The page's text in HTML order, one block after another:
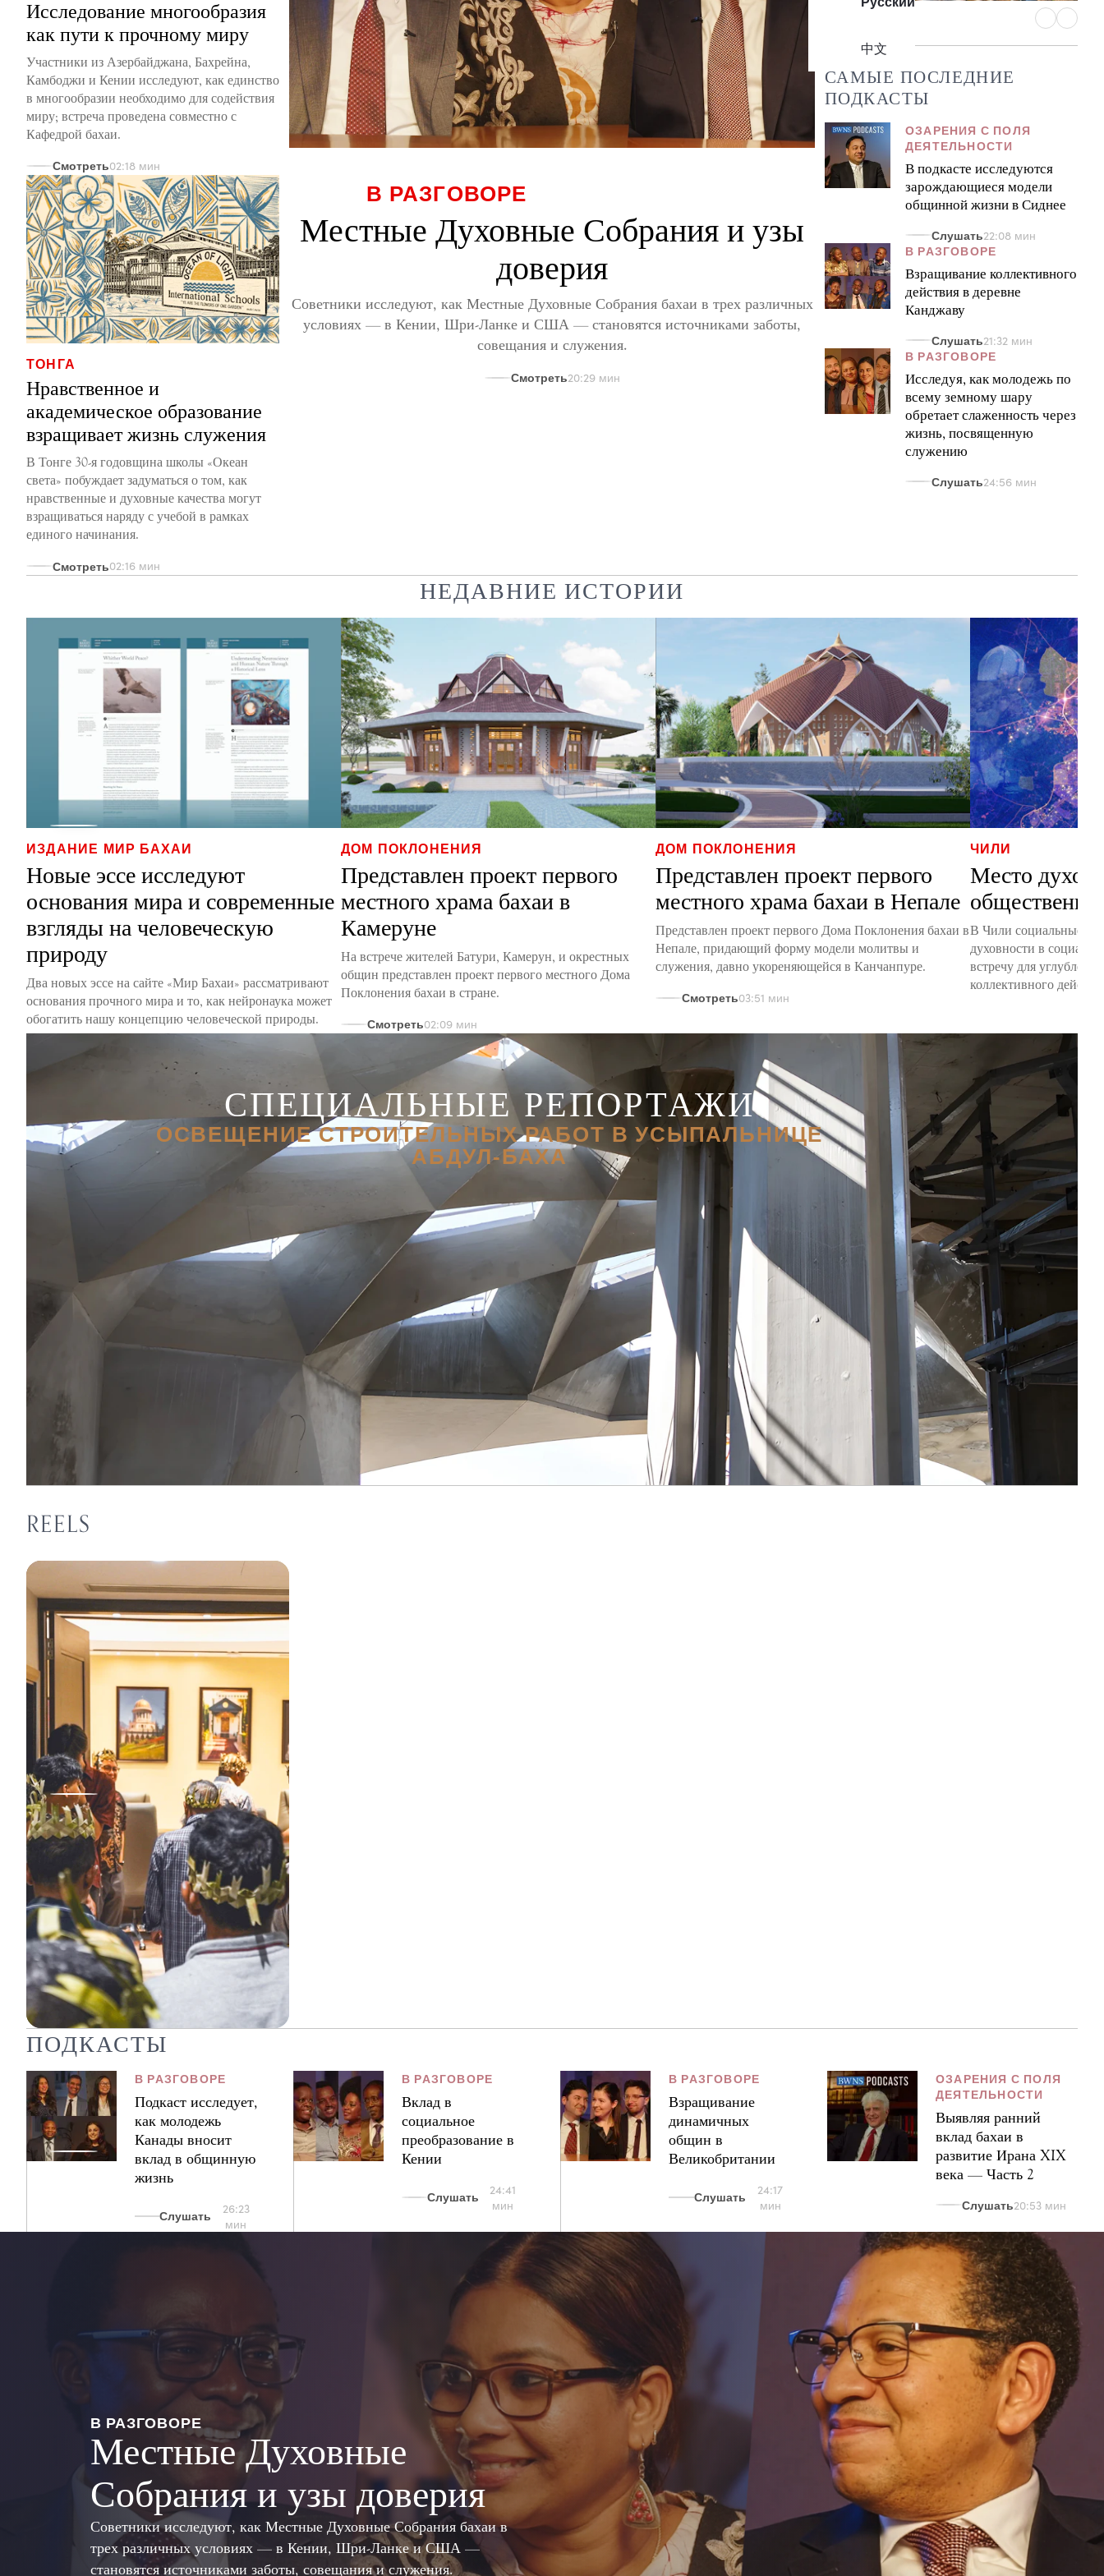
中文
В РАЗГОВОРЕ
Местные Духовные Собрания и узы
доверия
Советники исследуют, как Местные Духовные Собрания бахаи в трех различных
условиях — в Кении, Шри-Ланке и США — становятся источниками заботы,
совещания и служения.
Смотреть20:29 мин
Исследование многообразия
как пути к прочному миру
Участники из Азербайджана, Бахрейна,
Камбоджи и Кении исследуют, как единство
в многообразии необходимо для содействия
миру; встреча проведена совместно с
Кафедрой бахаи.
Смотреть02:18 мин
ТОНГА
Нравственное и
академическое образование
взращивает жизнь служения
В Тонге 30-я годовщина школы «Океан
света» побуждает задуматься о том, как
нравственные и духовные качества могут
взращиваться наряду с учебой в рамках
единого начинания.
Смотреть02:16 мин
Продолжаются работы по
озеленению территории,
завершено строительство центра
посетителей в Акке
САМЫЕ ПОСЛЕДНИЕ
ПОДКАСТЫ
ОЗАРЕНИЯ С ПОЛЯ
ДЕЯТЕЛЬНОСТИ
В подкасте исследуются
зарождающиеся модели
общинной жизни в Сиднее
Слушать22:08 мин
В РАЗГОВОРЕ
Взращивание коллективного
действия в деревне
Канджаву
Слушать21:32 мин
В РАЗГОВОРЕ
Исследуя, как молодежь по
всему земному шару
обретает слаженность через
жизнь, посвященную
служению
Слушать24:56 мин
НЕДАВНИЕ ИСТОРИИ
ИЗДАНИЕ МИР БАХАИ
Новые эссе исследуют
основания мира и современные
взгляды на человеческую
природу
Два новых эссе на сайте «Мир Бахаи» рассматривают
основания прочного мира и то, как нейронаука может
обогатить нашу концепцию человеческой природы.
ДОМ ПОКЛОНЕНИЯ
Представлен проект первого
местного храма бахаи в
Камеруне
На встрече жителей Батури, Камерун, и окрестных
общин представлен проект первого местного Дома
Поклонения бахаи в стране.
Смотреть02:09 мин
ДОМ ПОКЛОНЕНИЯ
Представлен проект первого
местного храма бахаи в Непале
Представлен проект первого Дома Поклонения бахаи в
Непале, придающий форму модели молитвы и
служения, давно укореняющейся в Канчанпуре.
Смотреть03:51 мин
ЧИЛИ
Место
В Чили социальные
духовности в
встречу для
коллективного
СПЕЦИАЛЬНЫЕ РЕПОРТАЖИ
ОСВЕЩЕНИЕ СТРОИТЕЛЬНЫХ РАБОТ В УСЫПАЛЬНИЦЕ
АБДУЛ‑БАХА
REELS
Малайзия: Вожди деревень
переосмысливают лидерство как
служение обществу
00:57 мин
ПОДКАСТЫ
В РАЗГОВОРЕ
Подкаст исследует,
как молодежь
Канады вносит
вклад в общинную
жизнь
Слушать
26:23
мин
В РАЗГОВОРЕ
Вклад в
социальное
преобразование в
Кении
Слушать
24:41
мин
В РАЗГОВОРЕ
Взращивание
динамичных
общин в
Великобритании
Слушать
24:17
мин
ОЗАРЕНИЯ С ПОЛЯ
ДЕЯТЕЛЬНОСТИ
Выявляя ранний
вклад бахаи в
развитие Ирана XIX
века — Часть 2
Слушать20:53 мин
В РАЗГОВОРЕ
Местные Духовные
Собрания и узы доверия
Советники исследуют, как Местные Духовные Собрания бахаи в
трех различных условиях — в Кении, Шри-Ланке и США —
становятся источниками заботы, совещания и служения.